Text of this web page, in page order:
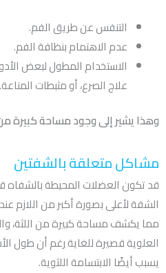
التنفس عن طريق الفم.
عدم الاهتمام بنظافة الفم.
الاستخدام المطول لبعض
علاج الصرع، أو مثبطات المناعة.
وهذا يشير إلى وجود مساحة كبيرة
مشاكل متعلقة بالشفتين
قد تكون العضلات المحيطة بالشفاه
الشفة لأعلى بصورة أكبر من اللازم عند
مما يكشف مساحة كبيرة من اللثة،
العلوية قصيرة للغاية رغم أن طول
يسبب أيضًا الابتسامة اللثوية.